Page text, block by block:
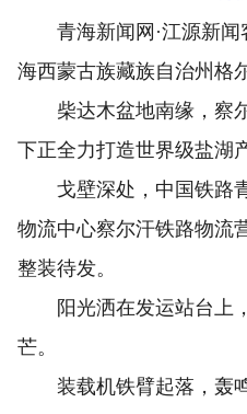
青海新闻网·江源新闻
海西蒙古族藏族自治州格
柴达木盆地南缘，察尔
下正全力打造世界级盐湖
戈壁深处，中国铁路青
物流中心察尔汗铁路物流
整装待发。
阳光洒在发运站台上
芒。
装载机铁臂起落，轰